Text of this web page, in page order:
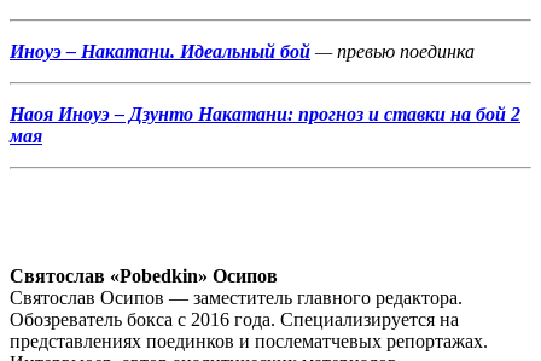
Иноуэ – Накатани. Идеальный бой — превью поединка
Наоя Иноуэ – Дзунто Накатани: прогноз и ставки на бой 2
мая
Святослав «Pobedkin» Осипов
Святослав Осипов — заместитель главного редактора.
Обозреватель бокса с 2016 года. Специализируется на
представлениях поединков и послематчевых репортажах.